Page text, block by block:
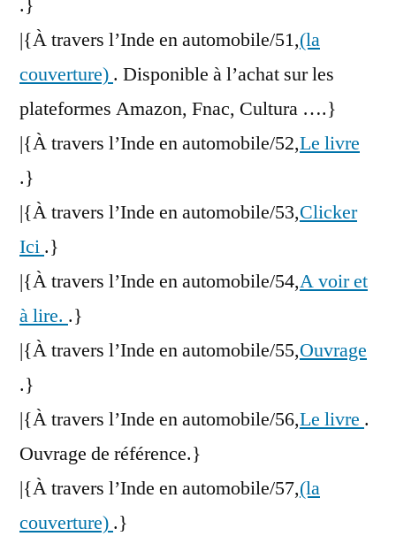
.}
|{À travers l’Inde en automobile/51,(la
couverture) . Disponible à l’achat sur les
plateformes Amazon, Fnac, Cultura ….}
|{À travers l’Inde en automobile/52,Le livre
.}
|{À travers l’Inde en automobile/53,Clicker
Ici .}
|{À travers l’Inde en automobile/54,A voir et
à lire. .}
|{À travers l’Inde en automobile/55,Ouvrage
.}
|{À travers l’Inde en automobile/56,Le livre .
Ouvrage de référence.}
|{À travers l’Inde en automobile/57,(la
couverture) .}